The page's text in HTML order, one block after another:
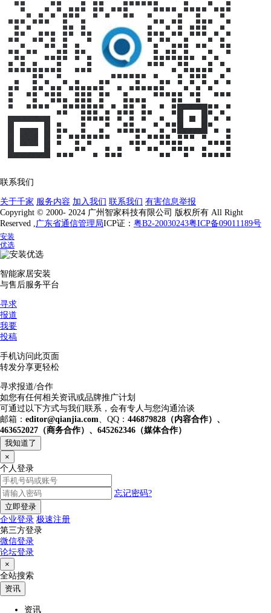
联系我们
关于千家 服务内容 加入我们 联系我们 有害信息举报
Copyright © 2000- 2024 广州智家科技有限公司 版权所有 All Right
Reserved ,
广东省通信管理局ICP证： 粤B2-20030243粤ICP备09011189号
安装
优选
智能家居安装
与售后服务平台
寻求
报道
我要
投稿
手机访问此页面
转发分享更轻松
寻求报道/合作
如您有任何相关资讯或品牌推广计划
可通过以下方式与我们联系，会有专人与您沟通洽谈
邮箱： editor@qianjia.com 、QQ： 446879828（内容合作）、
463652027（商务合作）、645262346（媒体合作）
我知道了
×
个人登录
忘记密码?
立即登录
企业登录 极速注册
第三方登录
微信登录
论坛登录
×
全站搜索
资讯
资讯